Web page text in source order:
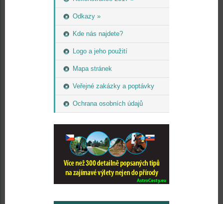
Odkazy »
Kde nás najdete?
Logo a jeho použití
Mapa stránek
Veřejné zakázky a poptávky
Ochrana osobních údajů